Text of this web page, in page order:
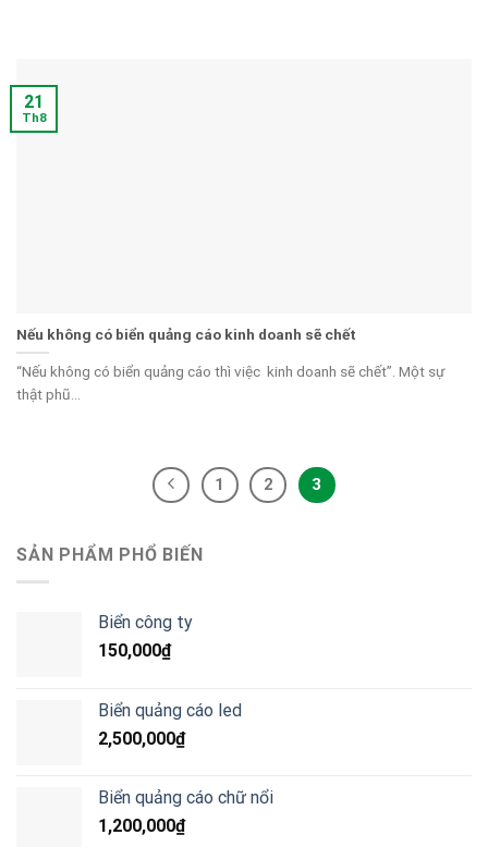
Nếu không có biển quảng cáo kinh doanh sẽ chết
“Nếu không có biển quảng cáo thì việc kinh doanh sẽ chết”. Một sự
thật phũ...
21
Th8
1 2 3
SẢN PHẨM PHỔ BIẾN
Biển công ty
150,000₫
Biển quảng cáo led
2,500,000₫
Biển quảng cáo chữ nổi
1,200,000₫